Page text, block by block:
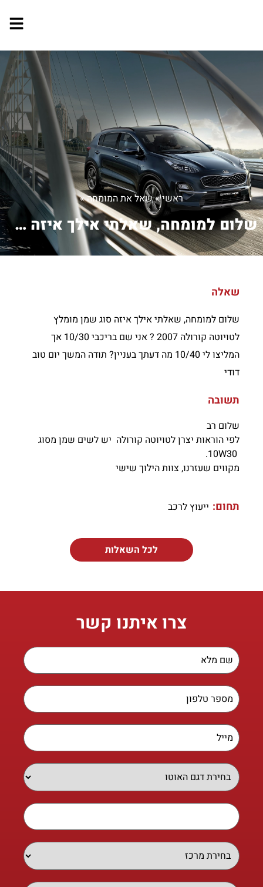
ראשי»שאל את המומחה»
שלום למומחה, שאלתי אילך איזה סוג שמן ...
שאלה
שלום למומחה, שאלתי אילך איזה סוג שמן מומלץ
לטויוטה קורולה 2007 ? אני שם בריכבי 10/30 אך
המליצו לי 10/40 מה דעתך בעניין? תודה המשך יום טוב
דודי
תשובה
שלום רב
לפי הוראות יצרן לטויוטה קורולה יש לשים שמן מסוג
W30.
מקווים שעזרנו, צוות הילוך שישי
תחום: ייעוץ לרכב
לכל השאלות
צרו איתנו קשר